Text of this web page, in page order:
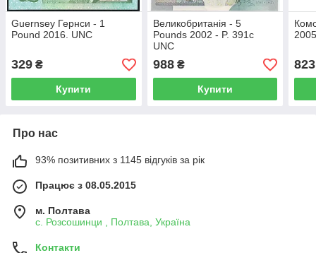
Guernsey Гернси - 1
Pound 2016. UNC
329 ₴
Купити
Великобританія - 5
Pounds 2002 - P. 391c
UNC
988₴
Купити
823
Про нас
93% позитивних з 1145 відгуків за рік
Працює з 08.05.2015
м. Полтава
с. Розсошинци , Полтава, Україна
Контакти